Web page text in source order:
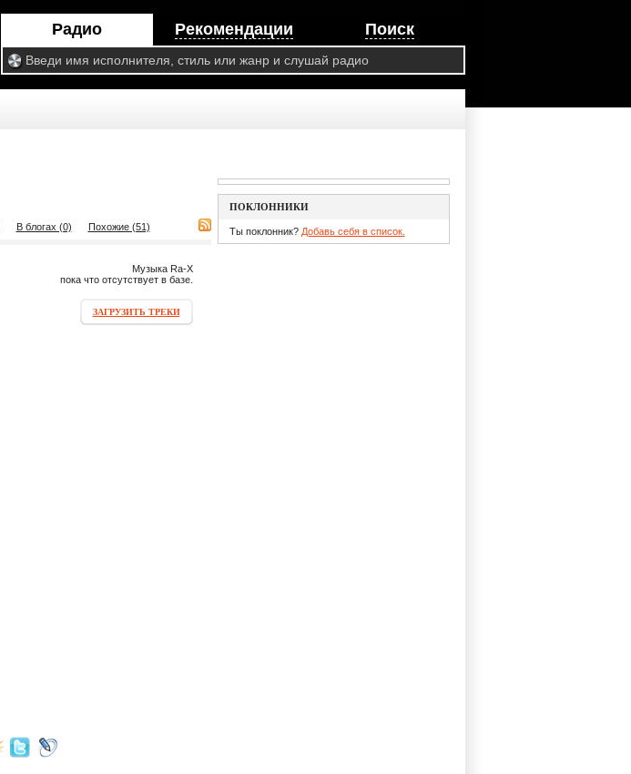
Радио Рекомендации Поиск
В блогах (0) Похожие (51)
Музыка Ra-X
пока что отсутствует в базе.
ЗАГРУЗИТЬ ТРЕКИ
ПОКЛОННИКИ
Ты поклонник? Добавь себя в список.